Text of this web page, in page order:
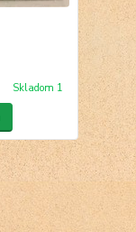
Skladom 1